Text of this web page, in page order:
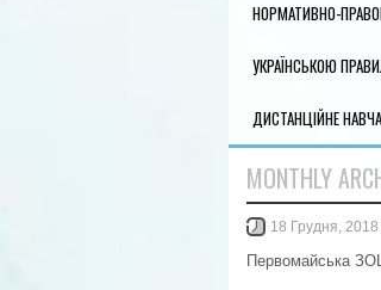
НОРМАТИВНО-
УКРАЇНСЬКОЮ
ДИСТАНЦІЙНЕ
MONTHLY
18 Грудня, 2018
Первомайська